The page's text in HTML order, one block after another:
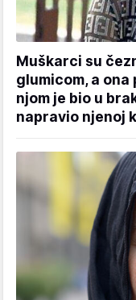
Muškarci su
glumicom, a ona
njom je bio u
napravio njenoj